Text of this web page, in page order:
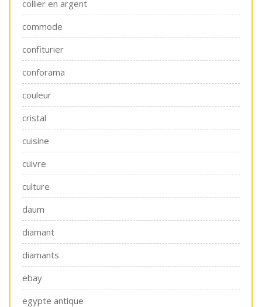
collier en argent
commode
confiturier
conforama
couleur
cristal
cuisine
cuivre
culture
daum
diamant
diamants
ebay
egypte antique